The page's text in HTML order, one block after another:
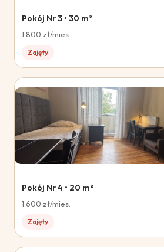
Pokój Nr 3 • 30 m²
1.800 zł/mies.
Zajęty
Pokój Nr 4 • 20 m²
1.600 zł/mies.
Zajęty